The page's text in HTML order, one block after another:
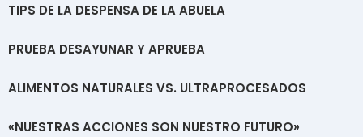
TIPS DE LA DESPENSA DE LA ABUELA
PRUEBA DESAYUNAR Y APRUEBA
ALIMENTOS NATURALES VS. ULTRAPROCESADOS
«NUESTRAS ACCIONES SON NUESTRO FUTURO»